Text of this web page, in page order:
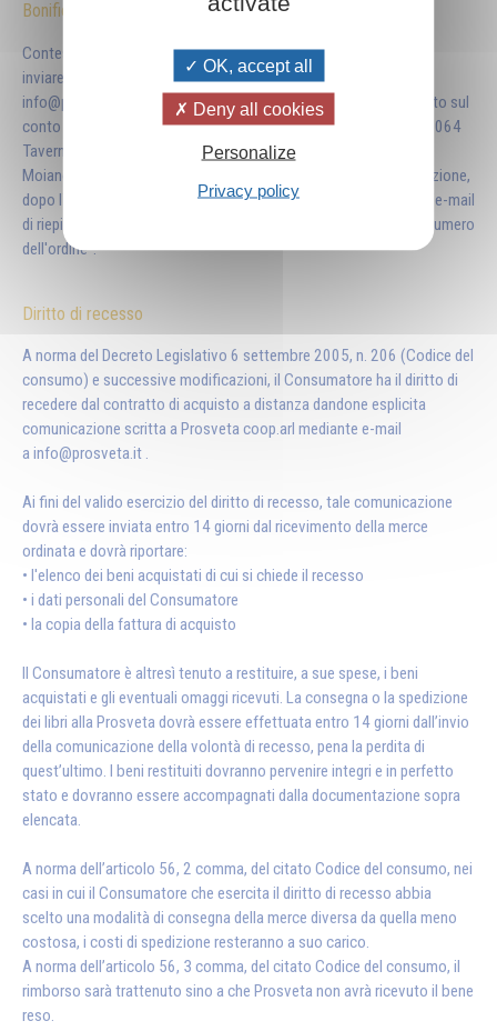
Bonifico Bancario
Contestualmente o successivamente all'ordine dei libri, occorre
inviare per email alla casella postalespedizioni@prosveta.it
info@prosveta.it la copia della ricevuta del versamento effettuato sul
conto corrente bancario intestato a Prosveta soc. coop. arl - 06064
Tavernelle PG - Banca Credito Cooperativo del Trasimeno- Sede
Moiano (PG) IBAN: IT42O0707538380000000002798 (attenzione,
dopo IT42 c’è la lettera O) con l’importo esatto comunicato nell’e-mail
di riepilogo e causale “cognome di chi ha effettuato l’ordine e il numero
dell'ordine”.
Diritto di recesso
A norma del Decreto Legislativo 6 settembre 2005, n. 206 (Codice del
consumo) e successive modificazioni, il Consumatore ha il diritto di
recedere dal contratto di acquisto a distanza dandone esplicita
comunicazione scritta a Prosveta coop.arl mediante e-mail
a info@prosveta.it .
Ai fini del valido esercizio del diritto di recesso, tale comunicazione
dovrà essere inviata entro 14 giorni dal ricevimento della merce
ordinata e dovrà riportare:
• l'elenco dei beni acquistati di cui si chiede il recesso
• i dati personali del Consumatore
• la copia della fattura di acquisto
Il Consumatore è altresì tenuto a restituire, a sue spese, i beni
acquistati e gli eventuali omaggi ricevuti. La consegna o la spedizione
dei libri alla Prosveta dovrà essere effettuata entro 14 giorni dall’invio
della comunicazione della volontà di recesso, pena la perdita di
quest’ultimo. I beni restituiti dovranno pervenire integri e in perfetto
stato e dovranno essere accompagnati dalla documentazione sopra
elencata.
A norma dell’articolo 56, 2 comma, del citato Codice del consumo, nei
casi in cui il Consumatore che esercita il diritto di recesso abbia
scelto una modalità di consegna della merce diversa da quella meno
costosa, i costi di spedizione resteranno a suo carico.
A norma dell’articolo 56, 3 comma, del citato Codice del consumo, il
rimborso sarà trattenuto sino a che Prosveta non avrà ricevuto il bene
reso.
OK, accept all
Deny all cookies
Personalize
Privacy policy